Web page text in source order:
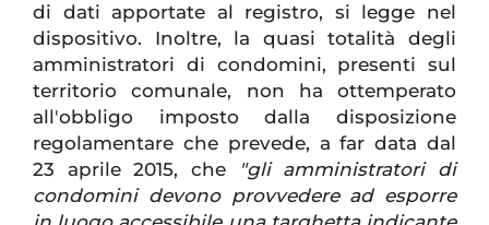
di dati apportate al registro, si legge nel
dispositivo. Inoltre, la quasi totalità degli
amministratori di condomini, presenti sul
territorio comunale, non ha ottemperato
all'obbligo imposto dalla disposizione
regolamentare che prevede, a far data dal
23 aprile 2015, che "gli amministratori di
condomini devono provvedere ad esporre